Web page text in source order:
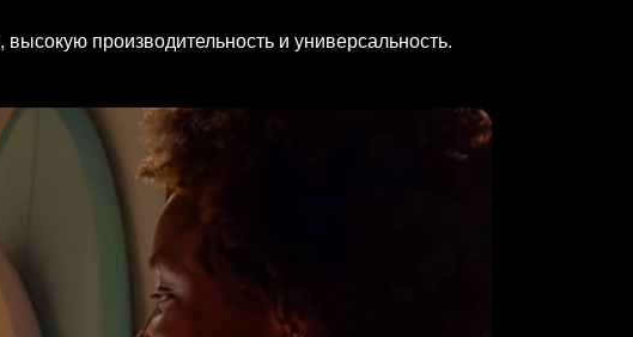
производительность и универсальность.